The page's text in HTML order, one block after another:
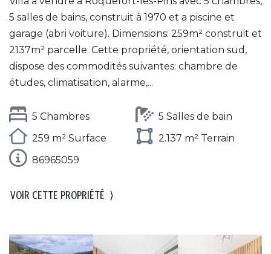
5 salles de bains, construit à 1970 et a piscine et
garage (abri voiture). Dimensions: 259m² construit et
2137m² parcelle. Cette propriété, orientation sud,
dispose des commodités suivantes: chambre de
études, climatisation, alarme,...
5 Chambres
5 Salles de bain
259 m² Surface
2.137 m² Terrain
86965059
VOIR CETTE PROPRIÉTÉ ⟩